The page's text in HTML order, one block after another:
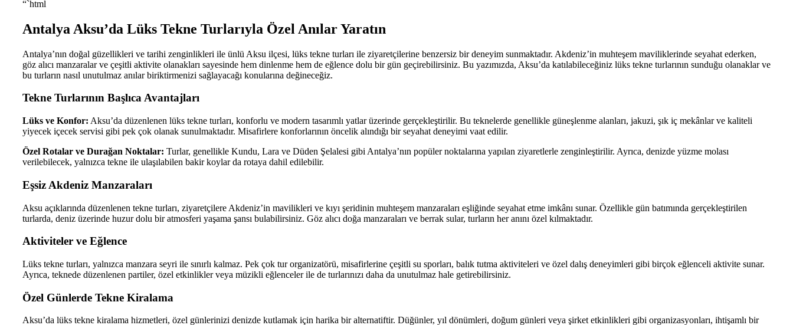
“`html
Antalya Aksu’da Lüks Tekne Turlarıyla Özel Anılar Yaratın
Antalya’nın doğal güzellikleri ve tarihi zenginlikleri ile ünlü Aksu ilçesi, lüks tekne turları ile ziyaretçilerine benzersiz bir deneyim sunmaktadır. Akdeniz’in muhteşem maviliklerinde seyahat ederken,
göz alıcı manzaralar ve çeşitli aktivite olanakları sayesinde hem dinlenme hem de eğlence dolu bir gün geçirebilirsiniz. Bu yazımızda, Aksu’da katılabileceğiniz lüks tekne turlarının sunduğu olanaklar ve
bu turların nasıl unutulmaz anılar biriktirmenizi sağlayacağı konularına değineceğiz.
Tekne Turlarının Başlıca Avantajları
Lüks ve Konfor: Aksu’da düzenlenen lüks tekne turları, konforlu ve modern tasarımlı yatlar üzerinde gerçekleştirilir. Bu teknelerde genellikle güneşlenme alanları, jakuzi, şık iç mekânlar ve kaliteli
yiyecek içecek servisi gibi pek çok olanak sunulmaktadır. Misafirlere konforlarının öncelik alındığı bir seyahat deneyimi vaat edilir.
Özel Rotalar ve Durağan Noktalar: Turlar, genellikle Kundu, Lara ve Düden Şelalesi gibi Antalya’nın popüler noktalarına yapılan ziyaretlerle zenginleştirilir. Ayrıca, denizde yüzme molası
verilebilecek, yalnızca tekne ile ulaşılabilen bakir koylar da rotaya dahil edilebilir.
Eşsiz Akdeniz Manzaraları
Aksu açıklarında düzenlenen tekne turları, ziyaretçilere Akdeniz’in mavilikleri ve kıyı şeridinin muhteşem manzaraları eşliğinde seyahat etme imkânı sunar. Özellikle gün batımında gerçekleştirilen
turlarda, deniz üzerinde huzur dolu bir atmosferi yaşama şansı bulabilirsiniz. Göz alıcı doğa manzaraları ve berrak sular, turların her anını özel kılmaktadır.
Aktiviteler ve Eğlence
Lüks tekne turları, yalnızca manzara seyri ile sınırlı kalmaz. Pek çok tur organizatörü, misafirlerine çeşitli su sporları, balık tutma aktiviteleri ve özel dalış deneyimleri gibi birçok eğlenceli aktivite sunar.
Ayrıca, teknede düzenlenen partiler, özel etkinlikler veya müzikli eğlenceler ile de turlarınızı daha da unutulmaz hale getirebilirsiniz.
Özel Günlerde Tekne Kiralama
Aksu’da lüks tekne kiralama hizmetleri, özel günlerinizi denizde kutlamak için harika bir alternatiftir. Düğünler, yıl dönümleri, doğum günleri veya şirket etkinlikleri gibi organizasyonları, ihtişamlı bir